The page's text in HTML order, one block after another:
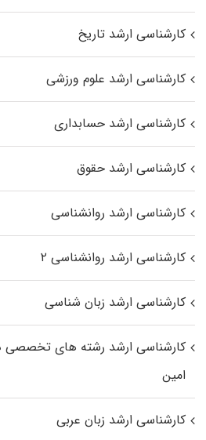
کارشناسی ارشد تاریخ
کارشناسی ارشد علوم ورزشی
کارشناسی ارشد حسابداری
کارشناسی ارشد حقوق
کارشناسی ارشد روانشناسی
کارشناسی ارشد روانشناسی ۲
کارشناسی ارشد زبان شناسی
کارشناسی ارشد رﺷﺘﻪ ﻫﺎی تخصصی
اﻣﻴﻦ
کارشناسی ارشد زبان عربی